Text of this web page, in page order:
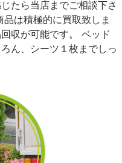
たら当店までご相談下さ
は積極的に買取致しま
収が可能です。 ベッド
ん、シーツ１枚までしっ